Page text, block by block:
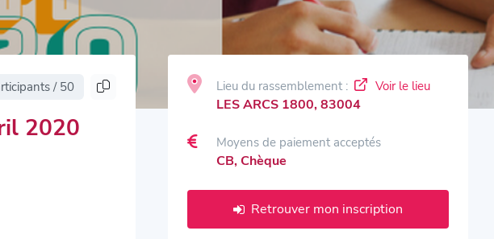
/ 50
2020
Lieu du rassemblement : Voir le lieu
LES ARCS 1800, 83004
Moyens de paiement acceptés
CB, Chèque
Retrouver mon inscription